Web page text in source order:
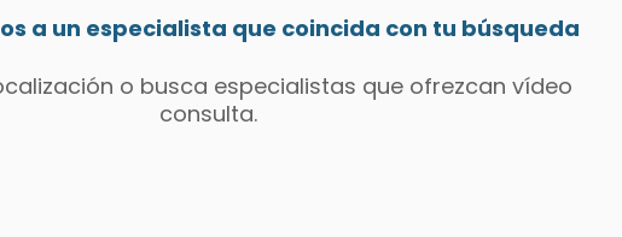
a un especialista que coincida con tu búsqueda
o busca especialistas que ofrezcan vídeo
consulta.